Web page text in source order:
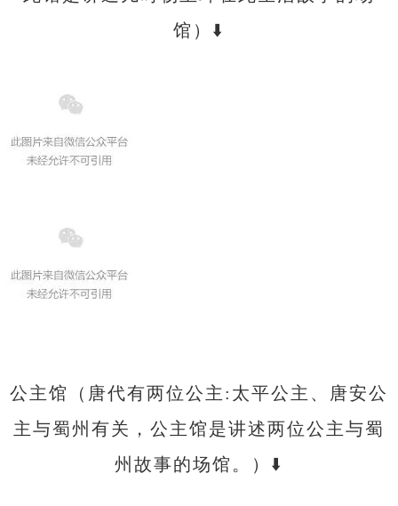
馆）⬇️
公主馆（唐代有两位公主:太平公主、唐安公
主与蜀州有关，公主馆是讲述两位公主与蜀
州故事的场馆。）⬇️